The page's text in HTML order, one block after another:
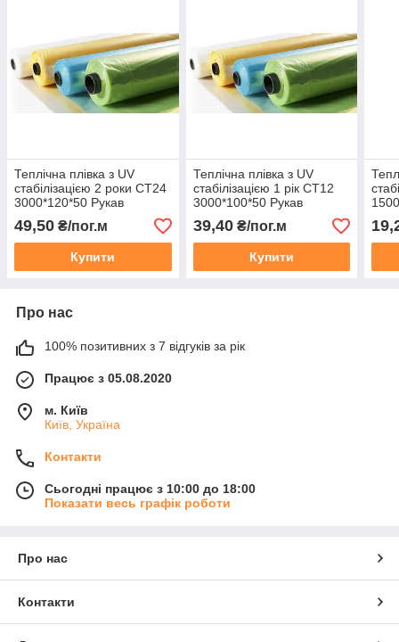
Теплічна плівка з UV
стабілізацією 2 роки СТ24
3000*120*50 Рукав
поліетиленовий
49,50 ₴/пог.м
Купити
Теплічна плівка з UV
стабілізацією 1 рік СТ12
3000*100*50 Рукав
поліетиленовий
39,40₴/пог.м
Купити
Про нас
100% позитивних з 7 відгуків за рік
Працює з 05.08.2020
м. Київ
Київ, Україна
Контакти
Сьогодні працює з 10:00 до 18:00
Показати весь графік роботи
Про нас
Контакти